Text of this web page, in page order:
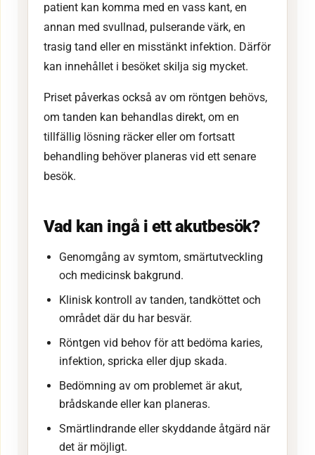
patient kan komma med en vass kant, en
annan med svullnad, pulserande värk, en
trasig tand eller en misstänkt infektion. Därför
kan innehållet i besöket skilja sig mycket.
Priset påverkas också av om röntgen behövs,
om tanden kan behandlas direkt, om en
tillfällig lösning räcker eller om fortsatt
behandling behöver planeras vid ett senare
besök.
Vad kan ingå i ett akutbesök?
Genomgång av symtom, smärtutveckling
och medicinsk bakgrund.
Klinisk kontroll av tanden, tandköttet och
området där du har besvär.
Röntgen vid behov för att bedöma karies,
infektion, spricka eller djup skada.
Bedömning av om problemet är akut,
brådskande eller kan planeras.
Smärtlindrande eller skyddande åtgärd när
det är möjligt.